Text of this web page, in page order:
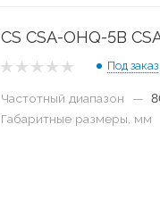
CS CSA-OHQ-5B
Под заказ
Частотный диапазон —
Габаритные размеры, мм